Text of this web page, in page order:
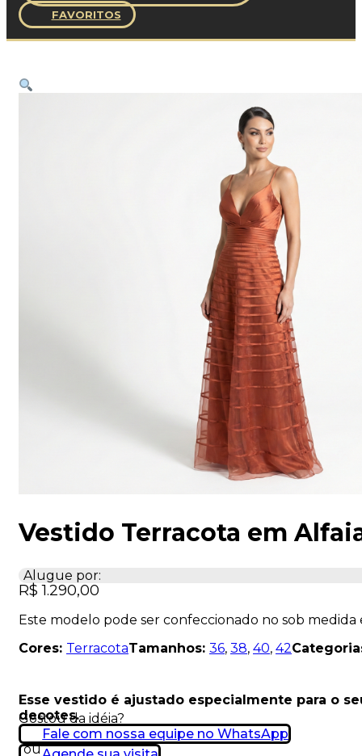
FAVORITOS
Vestido Terracota em
Alugue por:
R$ 1.290,00
Este modelo pode ser confeccionado no sob
Cores: TerracotaTamanhos: 36, 38, 40, 42
Esse vestido é ajustado especialmente para o
decotes.
Gostou da idéia?
Fale com nossa equipe no WhatsApp
ou